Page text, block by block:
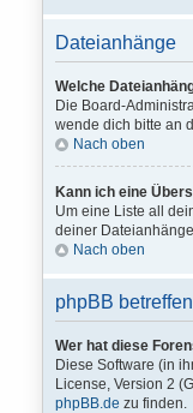
Dateianhänge
Welche
Die Board-
wende dich bitte an
Nach oben
Kann ich eine
Um eine Liste all
deiner
Nach oben
phpBB
Wer hat diese
Diese Software (in
License, Version 2
phpBB.de zu finden.